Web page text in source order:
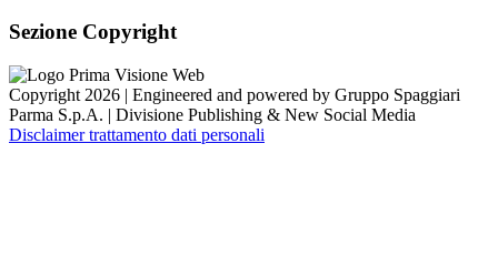
Sezione Copyright
Copyright 2026 | Engineered and powered by Gruppo Spaggiari
Parma S.p.A. | Divisione Publishing & New Social Media
Disclaimer trattamento dati personali